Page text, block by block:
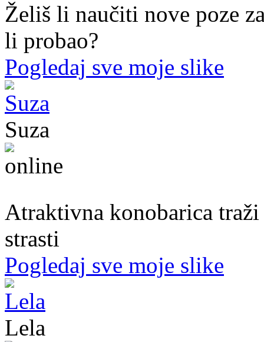
Želiš li naučiti nove poze
li probao?
Pogledaj sve moje slike
Suza
Atraktivna konobarica
strasti
Pogledaj sve moje slike
Lela